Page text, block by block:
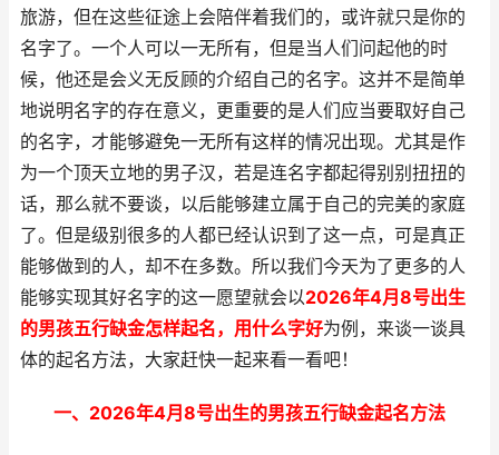
旅游，但在这些征途上会陪伴着我们的，或许就只是你的
名字了。一个人可以一无所有，但是当人们问起他的时
候，他还是会义无反顾的介绍自己的名字。这并不是简单
地说明名字的存在意义，更重要的是人们应当要取好自己
的名字，才能够避免一无所有这样的情况出现。尤其是作
为一个顶天立地的男子汉，若是连名字都起得别别扭扭的
话，那么就不要谈，以后能够建立属于自己的完美的家庭
了。但是级别很多的人都已经认识到了这一点，可是真正
能够做到的人，却不在多数。所以我们今天为了更多的人
能够实现其好名字的这一愿望就会以2026年4月8号出生
的男孩五行缺金怎样起名，用什么字好为例，来谈一谈具
体的起名方法，大家赶快一起来看一看吧！
一、2026年4月8号出生的男孩五行缺金起名方法